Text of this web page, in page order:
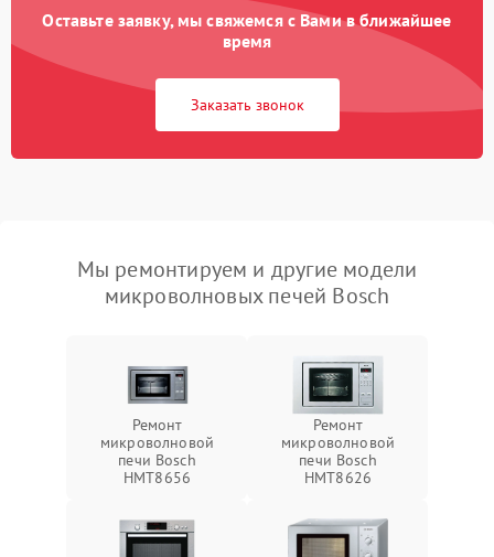
Оставьте заявку, мы свяжемся с Вами в ближайшее
время
Заказать звонок
Мы ремонтируем и другие модели
микроволновых печей Bosch
Ремонт
микроволновой
печи Bosch
HMT8656
Ремонт
микроволновой
печи Bosch
HMT8626